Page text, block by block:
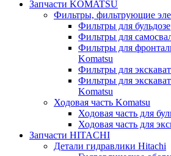
Запчасти KOMATSU
Фильтры, фильтрующие
Фильтры для
Фильтры для
Фильтры для
Komatsu
Фильтры для
Фильтры для
Komatsu
Ходовая часть Komatsu
Ходовая часть для
Ходовая часть для
Запчасти HITACHI
Детали гидравлики Hitachi